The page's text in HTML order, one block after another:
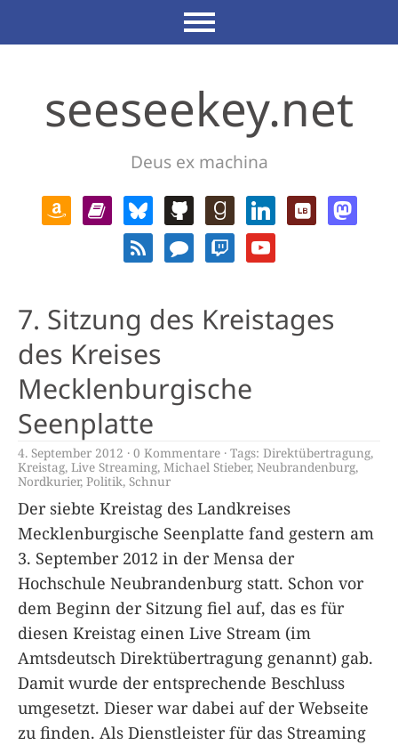
seeseekey.net
Deus ex machina
7. Sitzung des Kreistages
des Kreises
Mecklenburgische
Seenplatte
4. September 2012 0 Kommentare Tags: Direktübertragung,
Kreistag, Live Streaming, Michael Stieber, Neubrandenburg,
Nordkurier, Politik, Schnur
Der siebte Kreistag des Landkreises
Mecklenburgische Seenplatte fand gestern am
3. September 2012 in der Mensa der
Hochschule Neubrandenburg statt. Schon vor
dem Beginn der Sitzung fiel auf, das es für
diesen Kreistag einen Live Stream (im
Amtsdeutsch Direktübertragung genannt) gab.
Damit wurde der entsprechende Beschluss
umgesetzt. Dieser war dabei auf der Webseite
zu finden. Als Dienstleister für das Streaming